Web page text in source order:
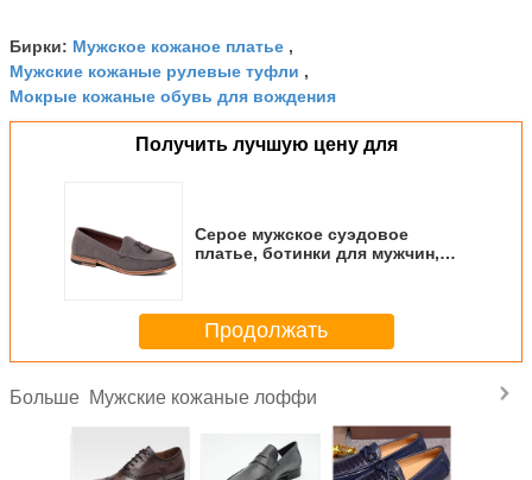
Бирки: Мужское кожаное платье ,
Мужские кожаные рулевые туфли ,
Мокрые кожаные обувь для вождения
Получить лучшую цену для
Серое мужское суэдовое
платье, ботинки для мужчин,
Продолжать
Больше Мужские кожаные лоффи